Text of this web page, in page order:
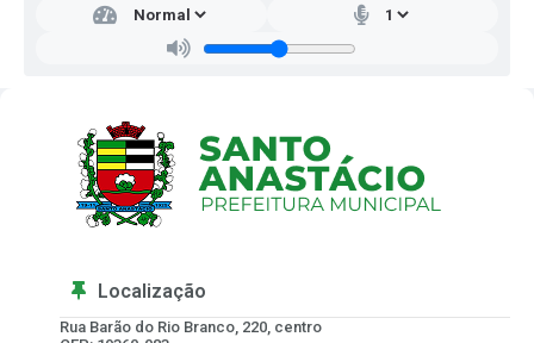
Localização
Rua Barão do Rio Branco, 220, centro